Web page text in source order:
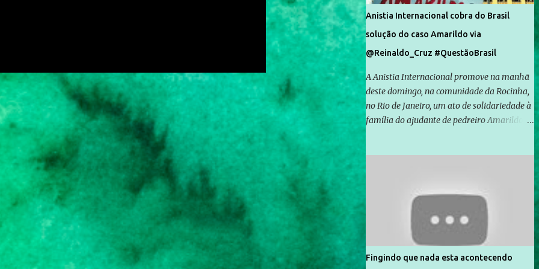
Anistia Internacional cobra do Brasil
solução do caso Amarildo via
@Reinaldo_Cruz #QuestãoBrasil
A Anistia Internacional promove na manhã
deste domingo, na comunidade da Rocinha,
no Rio de Janeiro, um ato de solidariedade à
família do ajudante de pedreiro Amarildo de
Rocinha. A assessora de Direitos Humanos
da Anistia Internacional, Renata Neder, disse
à Agência Brasil que ações e atividades de
mobilização são feitas normalmente pela
organização não governamental. As ações
de solidariedade são promovidas em apoio
Fingindo que nada esta acontecendo